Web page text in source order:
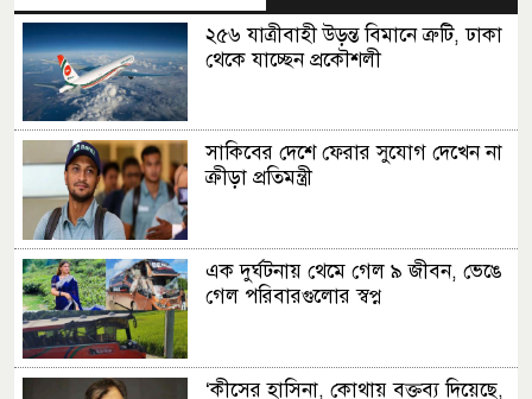
২৫৬ যাত্রীবাহী উড়ন্ত বিমানে ত্রুটি, ঢাকা
থেকে যাচ্ছেন প্রকৌশলী
সাকিবের দেশে ফেরার সুযোগ দেখেন না
ক্রীড়া প্রতিমন্ত্রী
এক দুর্ঘটনায় থেমে গেল ৯ জীবন, ভেঙে
গেল পরিবারগুলোর স্বপ্ন
‘কীসের হাসিনা, কোথায় বক্তব্য দিয়েছে,